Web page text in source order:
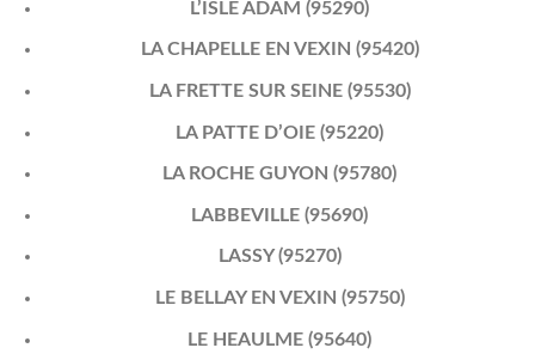
L’ISLE ADAM (95290)
LA CHAPELLE EN VEXIN (95420)
LA FRETTE SUR SEINE (95530)
LA PATTE D’OIE (95220)
LA ROCHE GUYON (95780)
LABBEVILLE (95690)
LASSY (95270)
LE BELLAY EN VEXIN (95750)
LE HEAULME (95640)